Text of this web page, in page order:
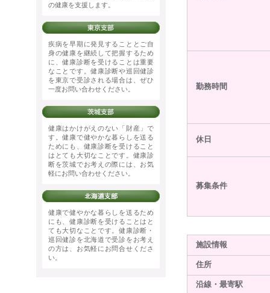
の健康を支援します。
疾病を早期に発見することとご自
身の健康を継続して把握するため
に、健康診断を受けることは重要
なことです。健康診断や巡回健診
を東京で受診される場合は、ぜひ
一度お問い合わせください。
健康はかけがえのない「財産」で
す。健康で健やかな暮らしを送る
ためにも、健康診断を受けること
はとても大切なことです。健康診
断を茨城でお考えの際には、お気
軽にお問い合わせください。
健康で健やかな暮らしを送るため
にも、健康診断を受けることはと
ても大切なことです。健康診断・
巡回健診を北海道で受診をお考え
の方は、お気軽にお問合せくださ
い。
勤務時間
休日
募集条件
施設情報
住所
沿線・最寄駅